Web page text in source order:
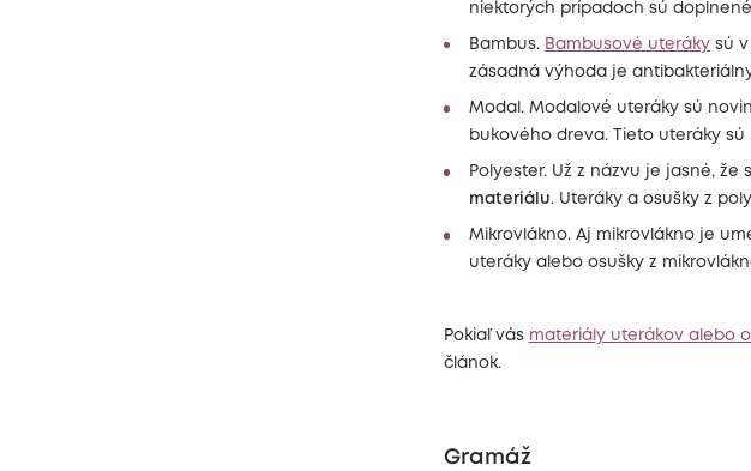
niektorých prípadoch sú
Bambus. Bambusové uteráky sú v
zásadná výhoda je
Modal. Modalové uteráky sú
bukového dreva. Tieto uteráky
Polyester. Už z názvu je jasné,
materiálu. Uteráky a osušky z
Mikrovlákno. Aj mikrovlákno je
uteráky alebo osušky z
Pokiaľ vás materiály uterákov alebo
článok.
Gramáž